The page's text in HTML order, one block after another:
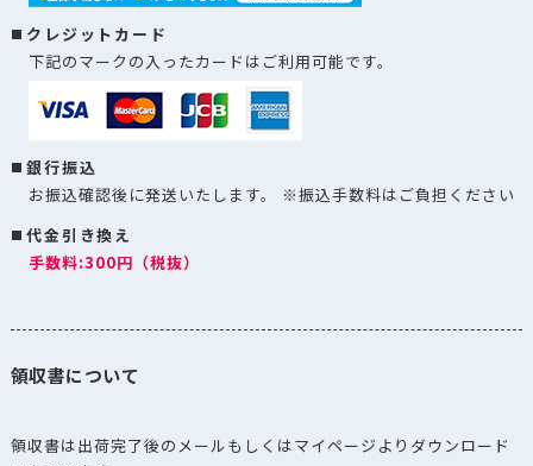
クレジットカード
下記のマークの入ったカードはご利用可能です。
銀行振込
お振込確認後に発送いたします。 ※振込手数料はご負担ください
代金引き換え
手数料:300円（税抜）
領収書について
領収書は出荷完了後のメールもしくはマイページよりダウンロード